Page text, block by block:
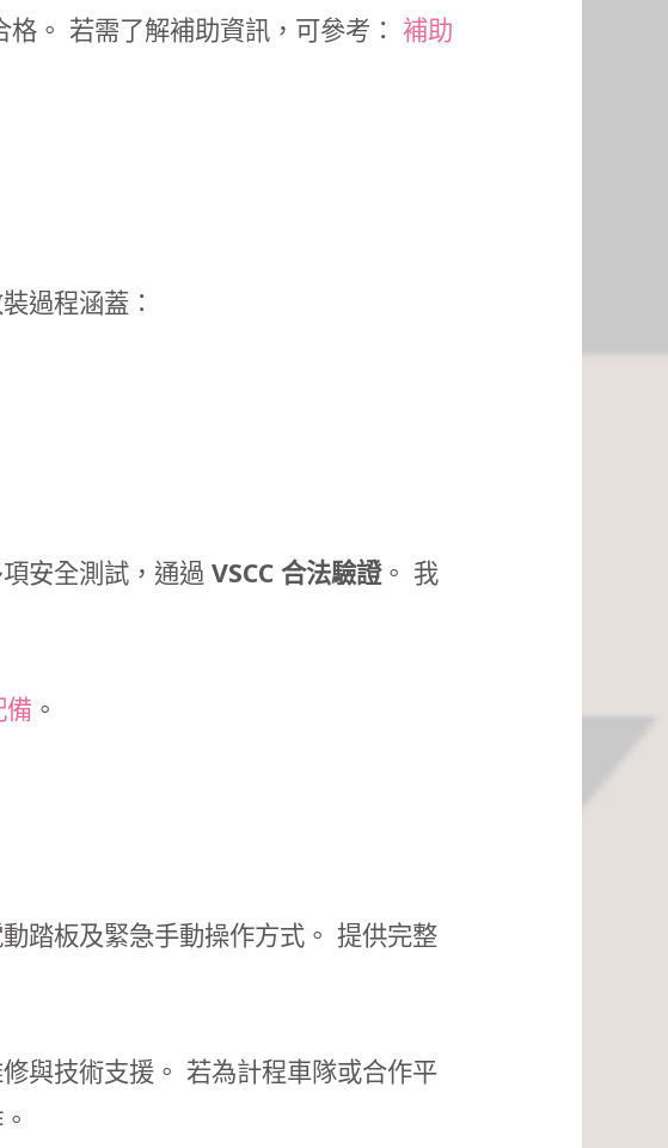
。 若需了解補助資訊，可參考： 補助
過程涵蓋：
安全測試，通過 VSCC 合法驗證。 我
備 。
踏板及緊急手動操作方式。 提供完整
與技術支援。 若為計程車隊或合作平